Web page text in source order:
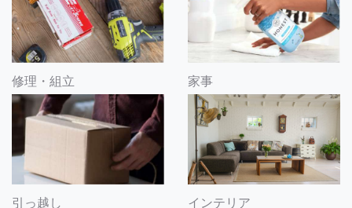
修理・組立 家事
引っ越し インテリア